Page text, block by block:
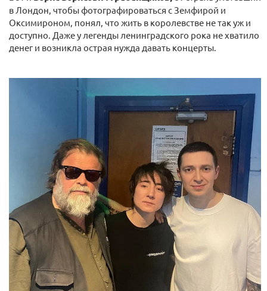
в Лондон, чтобы фотографироваться с Земфирой и
Оксимироном, понял, что жить в королевстве не так уж и
доступно. Даже у легенды ленинградского рока не хватило
денег и возникла острая нужда давать концерты.